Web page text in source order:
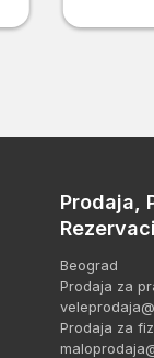
Prodaja,
Beograd
Prodaja za
Prodaja za